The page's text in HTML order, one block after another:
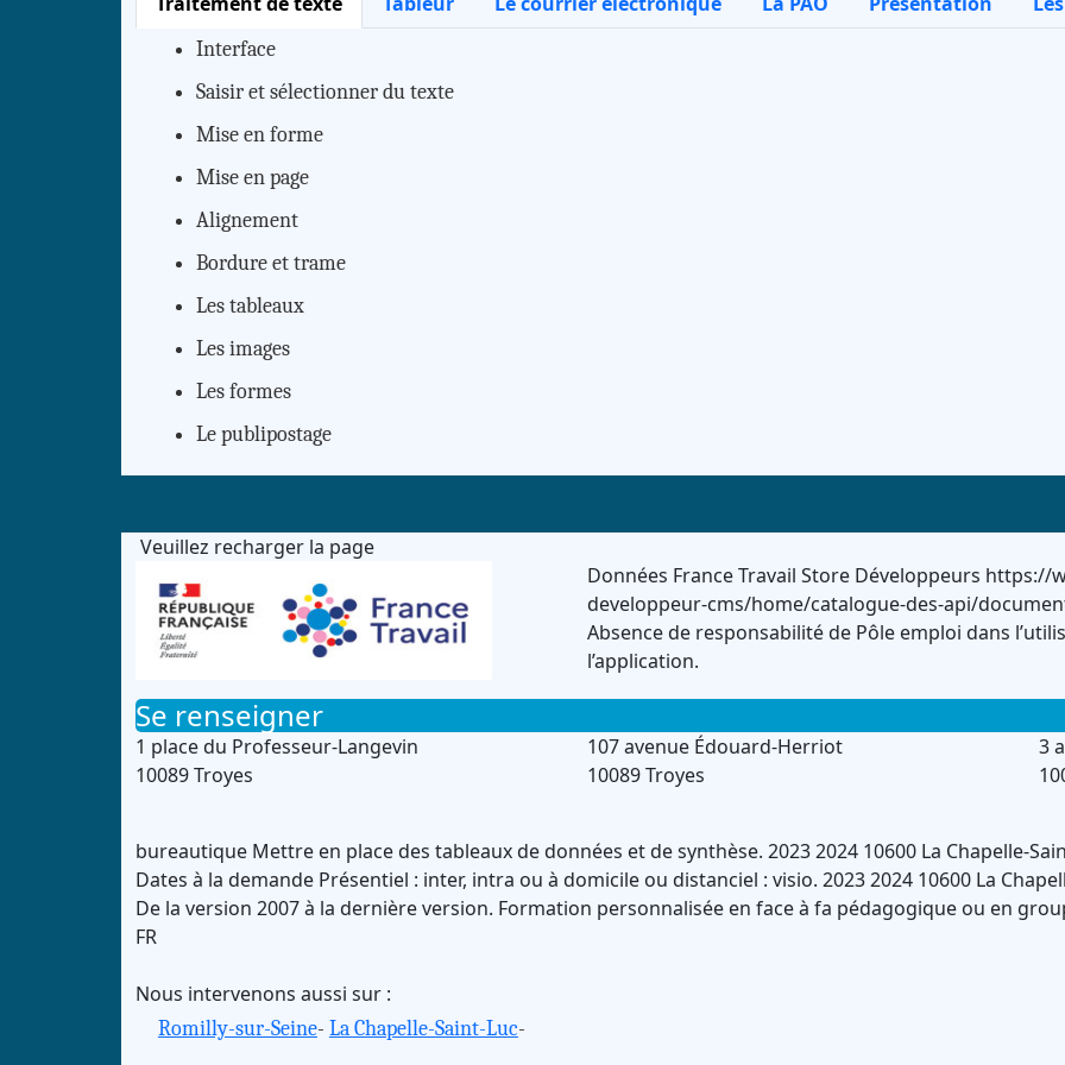
Interface
Saisir et sélectionner du texte
Mise en forme
Mise en page
Alignement
Bordure et trame
Les tableaux
Les images
Les formes
Le publipostage
Veuillez recharger la page
Données France Travail Store Développeurs
developpeur-cms/home/catalogue-des-api/
Absence de responsabilité de Pôle emploi dans
l’application.
Se renseigner
1 place du Professeur-Langevin
10089 Troyes
107 avenue Édouard-Herriot
10089 Troyes
3
bureautique Mettre en place des tableaux de données et de synthèse. 20232024 10600 La Chapelle-
Dates à la demande Présentiel : inter, intra ou à domicile ou distanciel : visio. 20232024 10600 La
De la version 2007 à la dernière version. Formation personnalisée en face à fa pédagogique ou en
FR
Nous intervenons aussi sur :
Romilly-sur-Seine- La Chapelle-Saint-Luc-